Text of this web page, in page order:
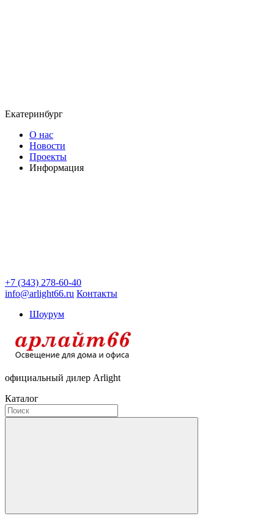
Екатеринбург
О нас
Новости
Проекты
Информация
+7 (343) 278-60-40
info@arlight66.ru Контакты
Шоурум
официальный дилер Arlight
Каталог